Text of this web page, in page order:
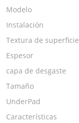
Modelo
Instalación
Textura de superficie
Espesor
capa de desgaste
Tamaño
UnderPad
Características